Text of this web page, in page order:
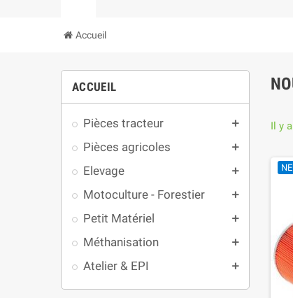
Accueil
ACCUEIL
Pièces tracteur add
Pièces agricoles add
Elevage add
Motoculture - Forestier add
Petit Matériel add
Méthanisation add
Atelier & EPI add
Il y